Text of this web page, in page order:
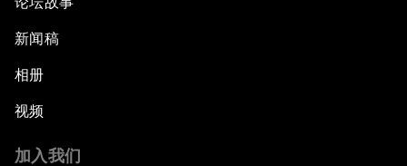
新闻稿
相册
视频
加入我们